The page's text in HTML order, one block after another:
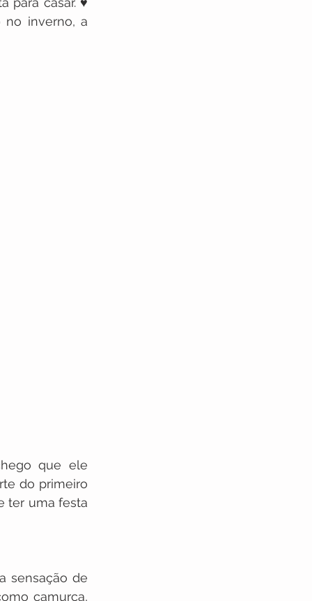
Dois
no inverno, a
que ele
do primeiro
ter uma festa
sensação de
camurça,